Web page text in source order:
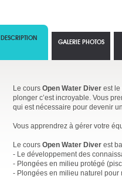
DESCRIPTION
Le cours Open Water Diver est le
plonger c’est incroyable. Vous
qui est nécessaire pour devenir
Vous apprendrez à gérer votre
Le cours Open Water Diver est
- Le développement des
- Plongées en milieu protégé
- Plongées en milieu naturel
GALERIE PHOTOS